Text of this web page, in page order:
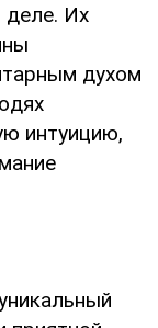
деле. Их
духом
интуицию,